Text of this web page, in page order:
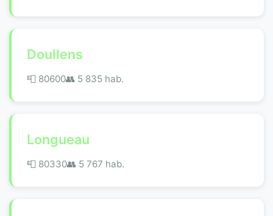
Doullens
📮 80600👥 5 835 hab.
Longueau
📮 80330👥 5 767 hab.